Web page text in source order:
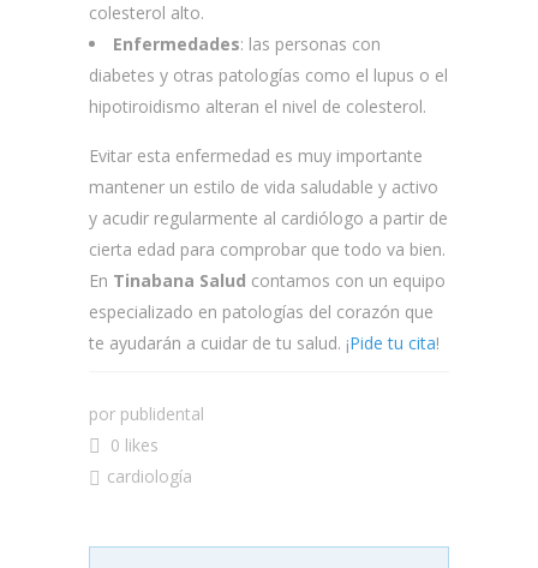
colesterol alto.
Enfermedades: las personas con
diabetes y otras patologías como el lupus o el
hipotiroidismo alteran el nivel de colesterol.
Evitar esta enfermedad es muy importante
mantener un estilo de vida saludable y activo
y acudir regularmente al cardiólogo a partir de
cierta edad para comprobar que todo va bien.
En Tinabana Salud contamos con un equipo
especializado en patologías del corazón que
te ayudarán a cuidar de tu salud. ¡Pide tu cita!
por publidental
0 likes
cardiología